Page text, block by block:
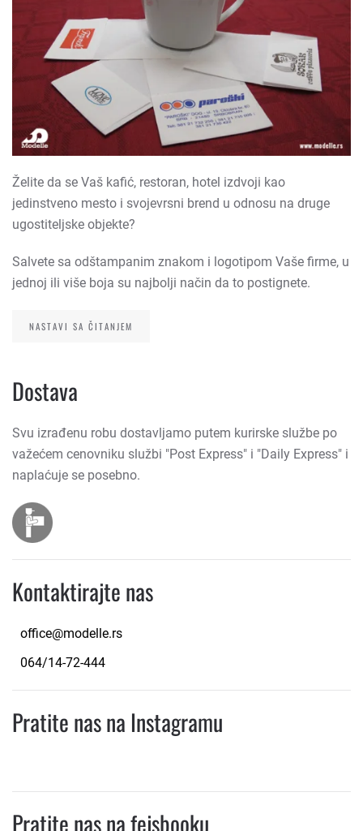
Želite da se Vaš kafić, restoran, hotel izdvoji kao
jedinstveno mesto i svojevrsni brend u odnosu na druge
ugostiteljske objekte?
Salvete sa odštampanim znakom i logotipom Vaše firme, u
jednoj ili više boja su najbolji način da to postignete.
NASTAVI SA ČITANJEM
Dostava
Svu izrađenu robu dostavljamo putem kurirske službe po
važećem cenovniku službi "Post Express" i "Daily Express" i
naplaćuje se posebno.
Kontaktirajte nas
office@modelle.rs
064/14-72-444
Pratite nas na Instagramu
Pratite nas na fejsbooku